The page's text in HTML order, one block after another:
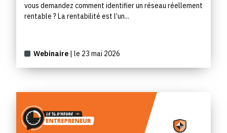
vous demandez comment identifier un réseau réellement
rentable ? La rentabilité est l’un...
Webinaire | le 23 mai 2026